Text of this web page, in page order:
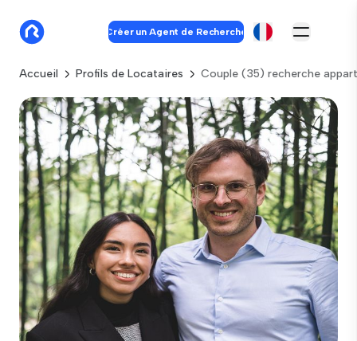
Créer un Agent de Recherche
Accueil Profils de Locataires Couple (35) recherche